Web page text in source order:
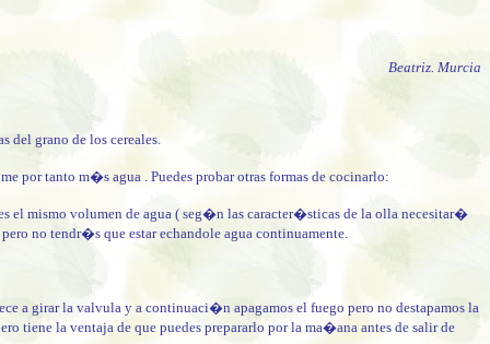
Beatriz. Murcia
del grano de los cereales.
por tanto m�s agua . Puedes probar otras formas de cocinarlo:
el mismo volumen de agua ( seg�n las caracter�sticas de la olla necesitar�
no tendr�s que estar echandole agua continuamente.
a girar la valvula y a continuaci�n apagamos el fuego pero no destapamos la
la ventaja de que puedes prepararlo por la ma�ana antes de salir de